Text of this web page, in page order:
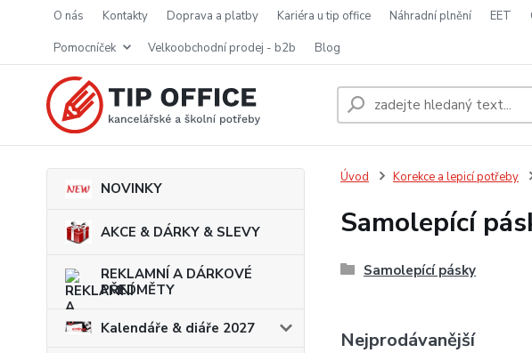
o nás kontakty doprava a platby kariéra u tip office náhradní plnění EET
pomocníček
velkoobchodní prodej - b2b blog
NOVINKY
AKCE & DÁRKY & SLEVY
REKLAMNÍ A DÁRKOVÉ
PŘEDMĚTY
Kalendáře & diáře 2027
Úvod Korekce a lepicí potřeby
Samolepící
Samolepící pásky
Nejprodávanější